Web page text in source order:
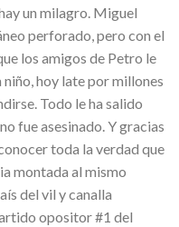
un milagro. Miguel
perforado, pero con el
los amigos de Petro le
hoy late por millones
Todo le ha salido
fue asesinado. Y gracias
toda la verdad que
montada al mismo
del vil y canalla
opositor #1 del